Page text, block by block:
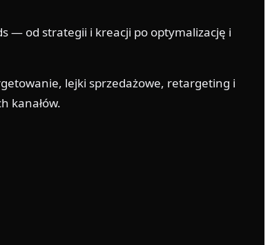
— od strategii i kreacji po optymalizację i
lejki sprzedażowe, retargeting i
kanałów.